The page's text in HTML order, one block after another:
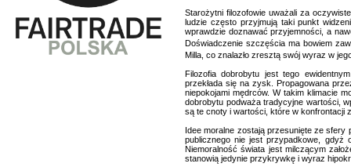
Starożytni filozofowie uważali za
ludzie często przyjmują taki punkt
wprawdzie doznawać przyjemności, a
Doświadczenie szczęścia ma bowiem
Milla, co znalazło zresztą swój wyraz w
Filozofia dobrobytu jest tego
przekłada się na zysk. Propagowana
niepokojami mędrców. W takim klimacie
dobrobytu podważa tradycyjne wartości,
są te cnoty i wartości, które w konfrontacji
Idee moralne zostają przesunięte ze
publicznego nie jest przypadkowe, gdyż
Niemoralność świata jest milczącym
stanowią jedynie przykrywkę i wyraz